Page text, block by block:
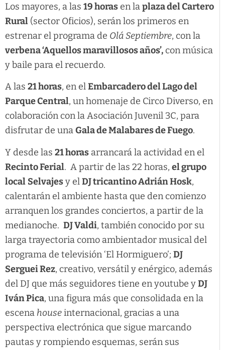
Los mayores, a las 19 horas en laplaza del Cartero
Rural (sector Oficios), serán los primeros en
estrenar el programa de Olá Septiembre, con la
verbena ‘Aquellos maravillosos años’,con música
y baile para el recuerdo.
A las 21 horas, en elEmbarcadero del Lago del
Parque Central, un homenaje de Circo Diverso, en
colaboración con la Asociación Juvenil 3C, para
disfrutar de unaGala de Malabares de Fuego.
Y desde las 21 horas arrancará la actividad en el
Recinto Ferial. A partir de las 22 horas, el grupo
local Selvajesy elDJ tricantino Adrián Hosk,
calentarán el ambiente hasta que den comienzo
arranquen los grandes conciertos, a partir de la
medianoche. DJ Valdi, también conocido por su
larga trayectoria como ambientador musical del
programa de televisión ‘El Hormiguero’; DJ
Serguei Rez, creativo, versátil y enérgico, además
del DJ que más seguidores tiene en youtube yDJ
Iván Pica, una figura más que consolidada en la
escena houseinternacional, gracias a una
perspectiva electrónica que sigue marcando
pautas y rompiendo esquemas, serán sus